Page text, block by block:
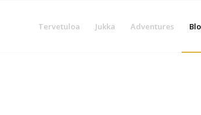
Tervetuloa Jukka Adventures